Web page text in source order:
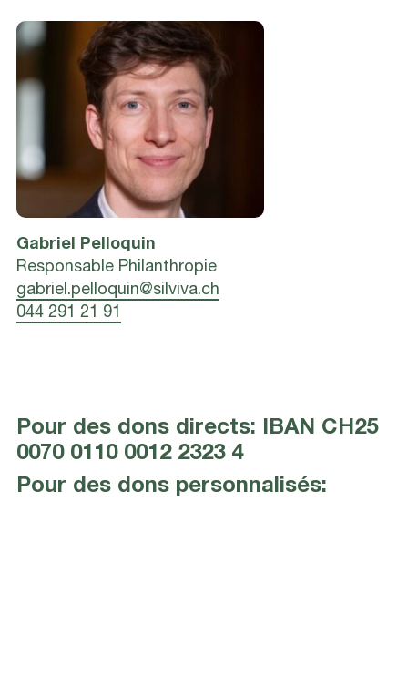
Gabriel Pelloquin
Responsable Philanthropie
gabriel.pelloquin@silviva.ch
044 291 21 91
Pour des dons directs: IBAN CH25
0070 0110 0012 2323 4
Pour des dons personnalisés: